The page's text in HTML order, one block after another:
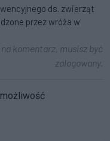
ds. zwierząt
przez wróża w
komentarz, musisz być
zalogowany.